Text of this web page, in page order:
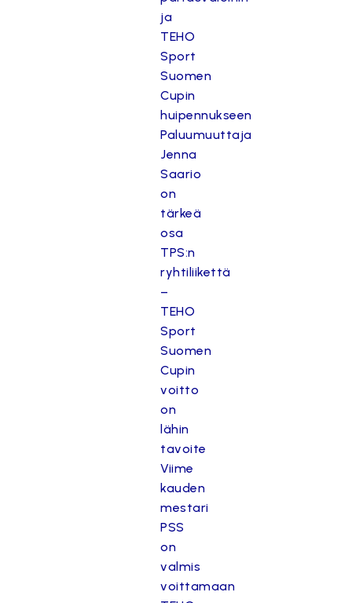
ja
TEHO
Sport
Suomen
Cupin
huipennukseen
Paluumuuttaja
Jenna
Saario
on
tärkeä
osa
TPS:n
ryhtiliikettä
–
TEHO
Sport
Suomen
Cupin
voitto
on
lähin
tavoite
Viime
kauden
mestari
PSS
on
valmis
voittamaan